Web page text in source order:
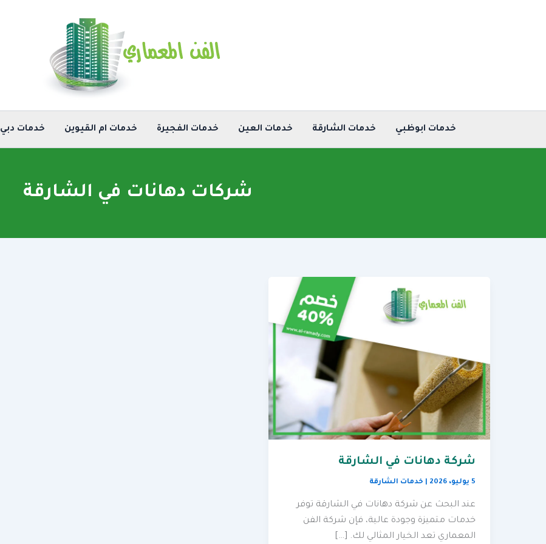
خدمات ابوظبي خدمات الشارقة خدمات العين خدمات الفجيرة خدمات ام القيوين خدمات دبي
شركات دهانات في الشارقة
شركة دهانات في الشارقة
5 يوليو، 2026 خدمات الشارقة
عند البحث عن شركة دهانات في الشارقة توفر
خدمات متميزة وجودة عالية، فإن شركة الفن
المعماري تعد الخيار المثالي لك. […]